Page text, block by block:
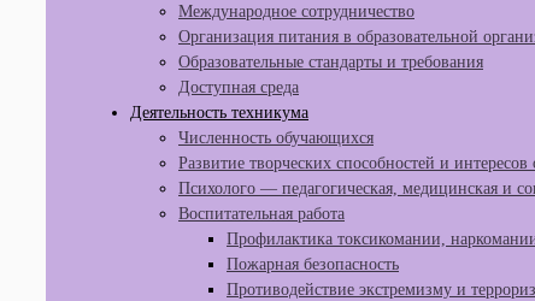
Международное сотрудничество
Организация питания в образовательной
Образовательные стандарты и требования
Доступная среда
Деятельность техникума
Численность обучающихся
Развитие творческих способностей и
Психолого — педагогическая, медицинская и
Воспитательная работа
Профилактика токсикомании,
Пожарная безопасность
Противодействие экстремизму и